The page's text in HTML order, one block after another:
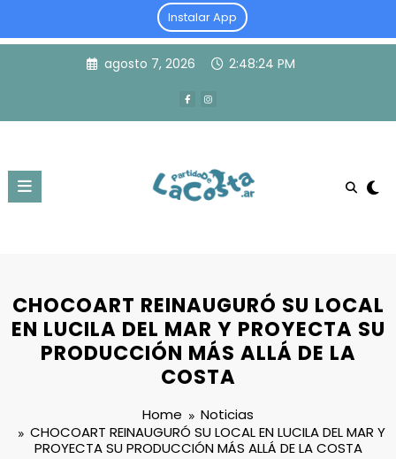
Instalar App
agosto 7, 2026 2:48:25 PM
CHOCOART REINAUGURÓ SU LOCAL
EN LUCILA DEL MAR Y PROYECTA SU
PRODUCCIÓN MÁS ALLÁ DE LA
COSTA
Home
Noticias
CHOCOART REINAUGURÓ SU LOCAL EN LUCILA DEL MAR Y
PROYECTA SU PRODUCCIÓN MÁS ALLÁ DE LA COSTA